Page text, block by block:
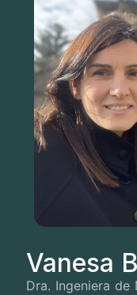
Vanesa
Dra. Ingeniera